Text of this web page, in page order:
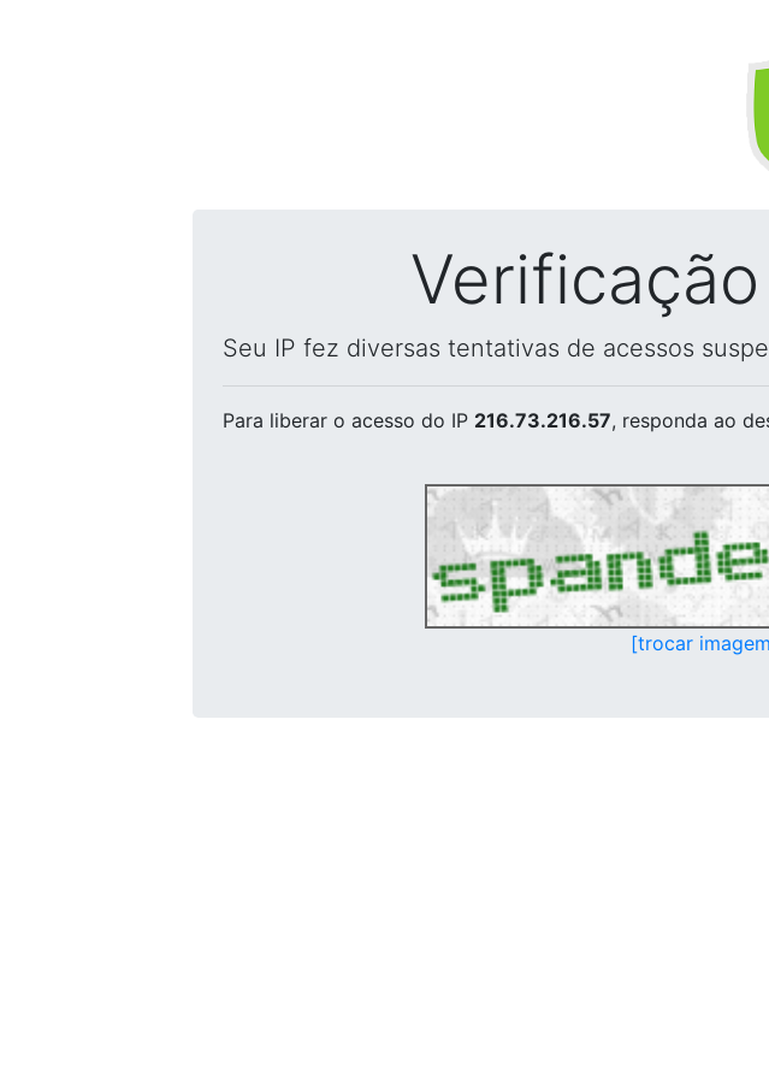
Seu IP fez diversas tentativas de acessos
Para liberar o acesso do IP 216.73.216.57, responda ao
[trocar